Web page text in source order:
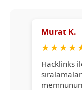
Murat K.
★★★★
Hacklinks